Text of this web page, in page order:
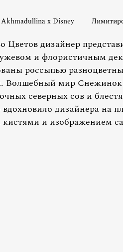
x Disney
Цветов дизайнер
и флористичным
россыпью
Волшебный мир Снежинок
северных сов и
дизайнера на
и изображением